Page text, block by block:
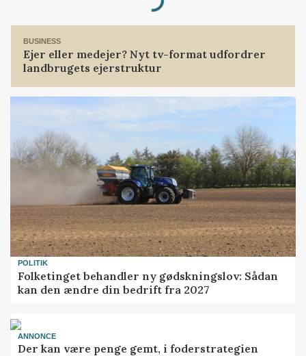
Loading...
BUSINESS
Ejer eller medejer? Nyt tv-format udfordrer
landbrugets ejerstruktur
POLITIK
Folketinget behandler ny gødskningslov: Sådan
kan den ændre din bedrift fra 2027
ANNONCE
Der kan være penge gemt, i foderstrategien